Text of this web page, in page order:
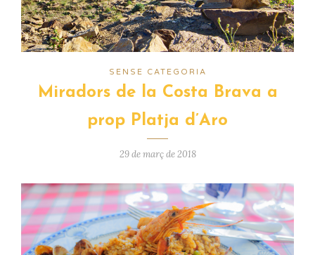
SENSE CATEGORIA
Miradors de la Costa Brava a
prop Platja d’Aro
29 de març de 2018